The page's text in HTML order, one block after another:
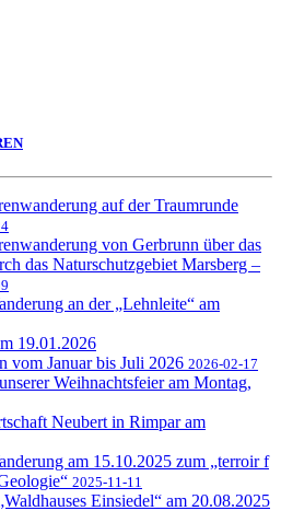
auf der Traumrunde
von Gerbrunn über das
das Naturschutzgebiet Marsberg –
an der „Lehnleite“ am
19.01.2026
vom Januar bis Juli 2026 2026-02-17
Weihnachtsfeier am Montag,
Neubert in Rimpar am
am 15.10.2025 zum „terroir f
2025-11-11
Einsiedel“ am 20.08.2025